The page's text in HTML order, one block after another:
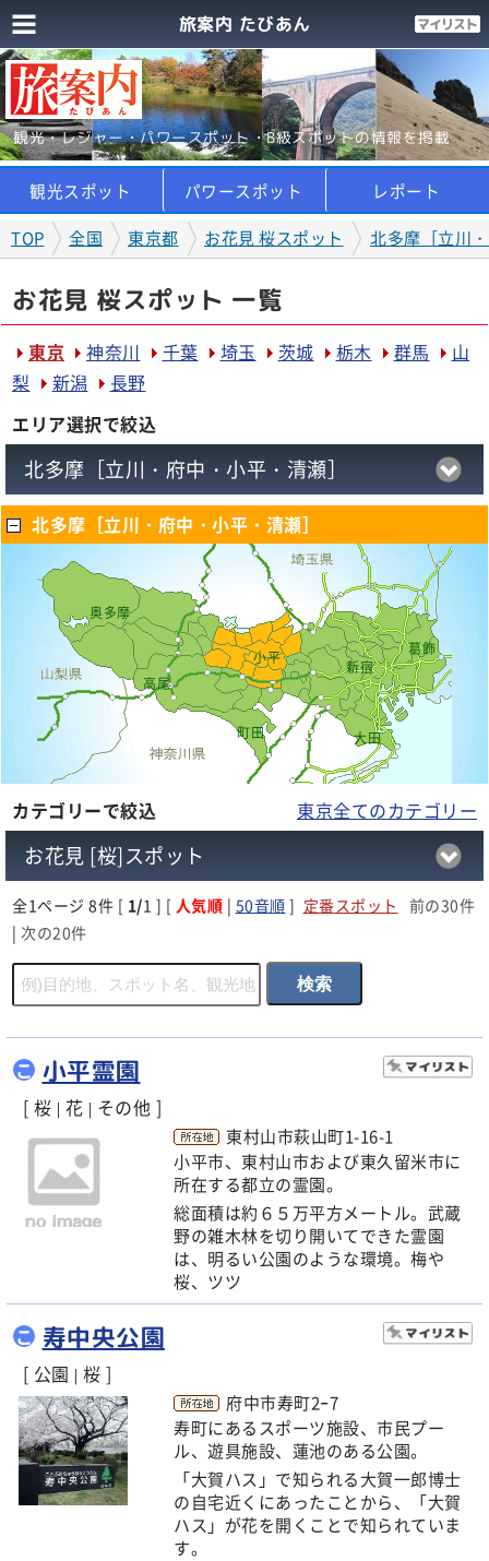
旅案内 たびあん
観光・レジャー・パワースポット・B級スポットの情報を掲載
観光スポット パワースポット
レポート
TOP
全国 東京都 お花見 桜スポット 北多摩［立川
お花見 桜スポット 一覧
東京 神奈川 千葉 埼玉 茨城 栃木 群馬
山
梨
新潟
長野
エリア選択で絞込
北多摩［立川・府中・小平・清瀬］
北多摩［立川・府中・小平・清瀬］
奥多摩
高尾
町田
新宿
大田
葛飾
小平
カテゴリーで絞込 東京全てのカテゴリー
お花見 [桜]スポット
全1ページ 8件 [ 1/1 ] [ 人気順 | 50音順 ] 定番スポット
前の30件
| 次の20件
こ 小平霊園
[ 桜 | 花 | その他 ]
東村山市萩山町1-16-1
小平市、東村山市および東久留米市に
所在する都立の霊園。
総面積は約６５万平方メートル。武蔵
野の雑木林を切り開いてできた霊園
は、明るい公園のような環境。梅や
桜、ツツ
こ 寿中央公園
[ 公園 | 桜 ]
府中市寿町2−7
寿町にあるスポーツ施設、市民プー
ル、遊具施設、蓮池のある公園。
「大賀ハス」で知られる大賀一郎博士
の自宅近くにあったことから、「大賀
ハス」が花を開くことで知られていま
す。